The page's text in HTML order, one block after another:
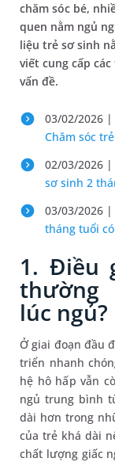
chăm sóc bé,
quen nằm ngủ
liệu trẻ sơ sinh
viết cung cấp
vấn đề.
03/02/2026 |
Chăm sóc
02/03/2026 |
sơ sinh 2
03/03/2026 |
tháng tuổi
1. Điều
thường
lúc ngủ?
Ở giai đoạn đầu
triển nhanh
hệ hô hấp vẫn
ngủ trung bình
dài hơn trong
của trẻ khá dài
chất lượng giấc